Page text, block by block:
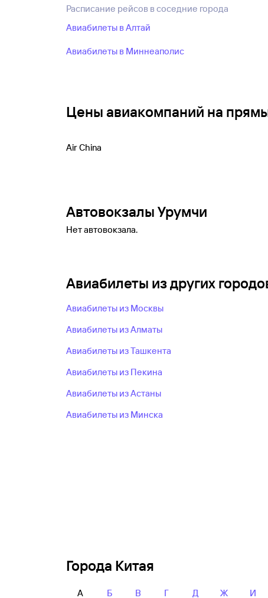
Расписание рейсов в соседние города
Авиабилеты в Алтай
Авиабилеты в Миннеаполис
Цены авиакомпаний на
Air China
Автовокзалы Урумчи
Нет автовокзала.
Авиабилеты из других
Авиабилеты из Москвы
Авиабилеты из Алматы
Авиабилеты из Ташкента
Авиабилеты из Пекина
Авиабилеты из Астаны
Авиабилеты из Минска
Города Китая
А Б В Г Д Ж И